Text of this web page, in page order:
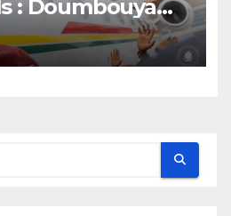
: Doumbouya
s’agite,